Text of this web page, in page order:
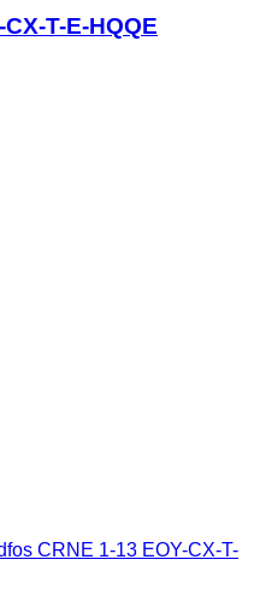
T-E-HQQE
CRNE 1-13 EOY-CX-T-